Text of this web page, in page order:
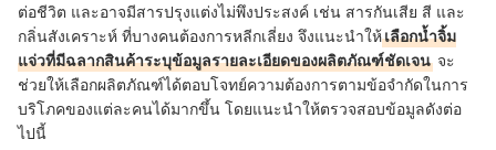
ต่อชีวิต และอาจมีสารปรุงแต่งไม่พึงประสงค์ เช่น สารกันเสีย สี และ
กลิ่นสังเคราะห์ ที่บางคนต้องการหลีกเลี่ยง จึงแนะนำให้เลือกน้ำจิ้ม
แจ่วที่มีฉลากสินค้าระบุข้อมูลรายละเอียดของผลิตภัณฑ์ชัดเจน จะ
ช่วยให้เลือกผลิตภัณฑ์ได้ตอบโจทย์ความต้องการตามข้อจำกัดในการ
บริโภคของแต่ละคนได้มากขึ้น โดยแนะนำให้ตรวจสอบข้อมูลดังต่อ
ไปนี้